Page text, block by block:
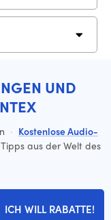
UND
· Kostenlose Audio-
aus der Welt des
ICH WILL RABATTE!